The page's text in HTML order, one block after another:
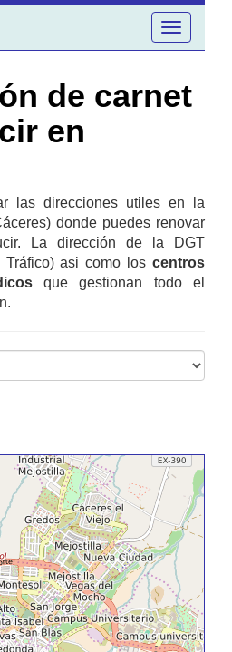
Toggle
navigation
de carnet
en
las direcciones utiles en la
donde puedes renovar
La dirección de la DGT
Tráfico) asi como los centros
que gestionan todo el